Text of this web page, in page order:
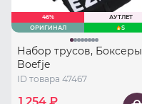
46%
АУТЛЕТ
ОРИГИНАЛ
S
Набор трусов, Боксеры
Boefje
ID товара 47467